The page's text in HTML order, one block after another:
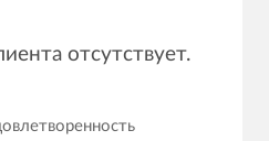
отсутствует.